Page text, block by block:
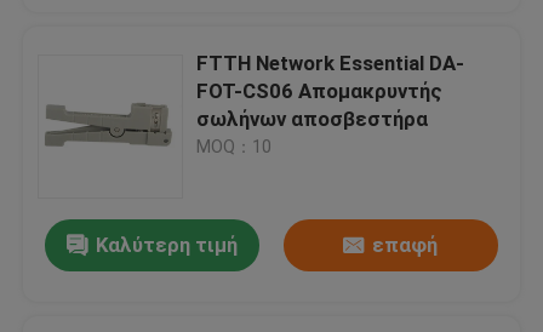
FTTH Network Essential DA-
FOT-CS06 Απομακρυντής
σωλήνων αποσβεστήρα
MOQ：10
Καλύτερη τιμή επαφή